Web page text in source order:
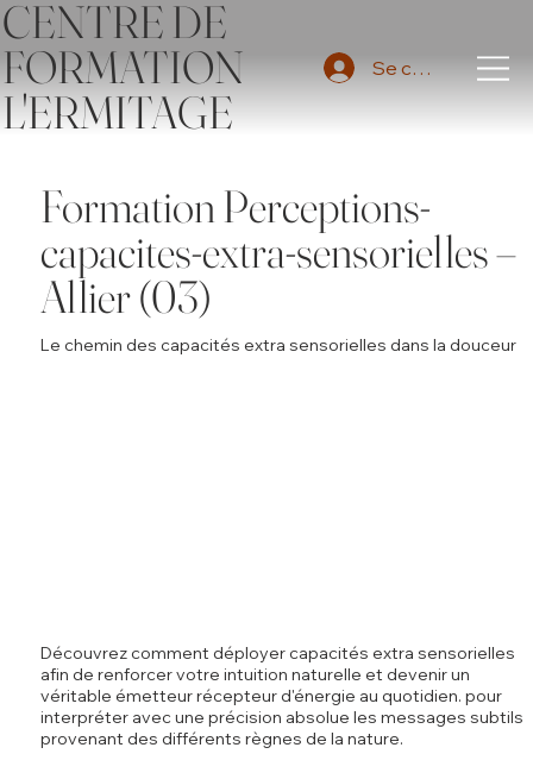
CENTRE DE
FORMATION
L'ERMITAGE
Se connecter
Formation Perceptions-
capacites-extra-sensorielles –
Allier (03)
Le chemin des capacités extra sensorielles dans la douceur
Découvrez comment déployer capacités extra sensorielles
afin de renforcer votre intuition naturelle et devenir un
véritable émetteur récepteur d'énergie au quotidien. pour
interpréter avec une précision absolue les messages subtils
provenant des différents règnes de la nature.